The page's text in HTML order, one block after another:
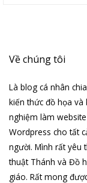
Về chúng tôi
Là blog cá nhân
kiến thức đồ họa và
nghiệm làm website
Wordpress cho tất
người. Mình rất yêu
thuật Thánh và Đồ
giáo. Rất mong